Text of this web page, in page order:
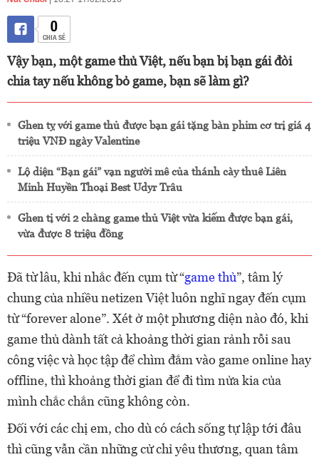
0
CHIA SẺ
Vậy bạn, một game thủ Việt, nếu bạn bị bạn gái đòi
chia tay nếu không bỏ game, bạn sẽ làm gì?
Ghen tỵ với game thủ được bạn gái tặng bàn phim cơ trị giá 4
triệu VNĐ ngày Valentine
Lộ diện “Bạn gái” vạn người mê của thánh cày thuê Liên
Minh Huyền Thoại Best Udyr Trâu
Ghen tị với 2 chàng game thủ Việt vừa kiếm được bạn gái,
vừa được 8 triệu đồng
Đã từ lâu, khi nhắc đến cụm từ “game thủ”, tâm lý
chung của nhiều netizen Việt luôn nghĩ ngay đến cụm
từ “forever alone”. Xét ở một phương diện nào đó, khi
game thủ dành tất cả khoảng thời gian rảnh rỗi sau
công việc và học tập để chìm đắm vào game online hay
offline, thì khoảng thời gian để đi tìm nửa kia của
mình chắc chắn cũng không còn.
Đối với các chị em, cho dù có cách sống tự lập tới đâu
thì cũng vẫn cần những cử chỉ yêu thương, quan tâm